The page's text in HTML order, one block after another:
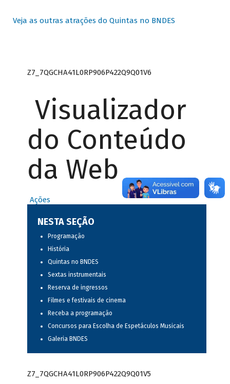
Veja as outras atrações do Quintas no BNDES
Z7_7QGCHA41L0RP906P422Q9Q01V6
Visualizador
do Conteúdo
da Web
Ações
NESTA SEÇÃO
Programação
História
Quintas no BNDES
Sextas instrumentais
Reserva de ingressos
Filmes e festivais de cinema
Receba a programação
Concursos para Escolha de Espetáculos Musicais
Galeria BNDES
Z7_7QGCHA41L0RP906P422Q9Q01V5